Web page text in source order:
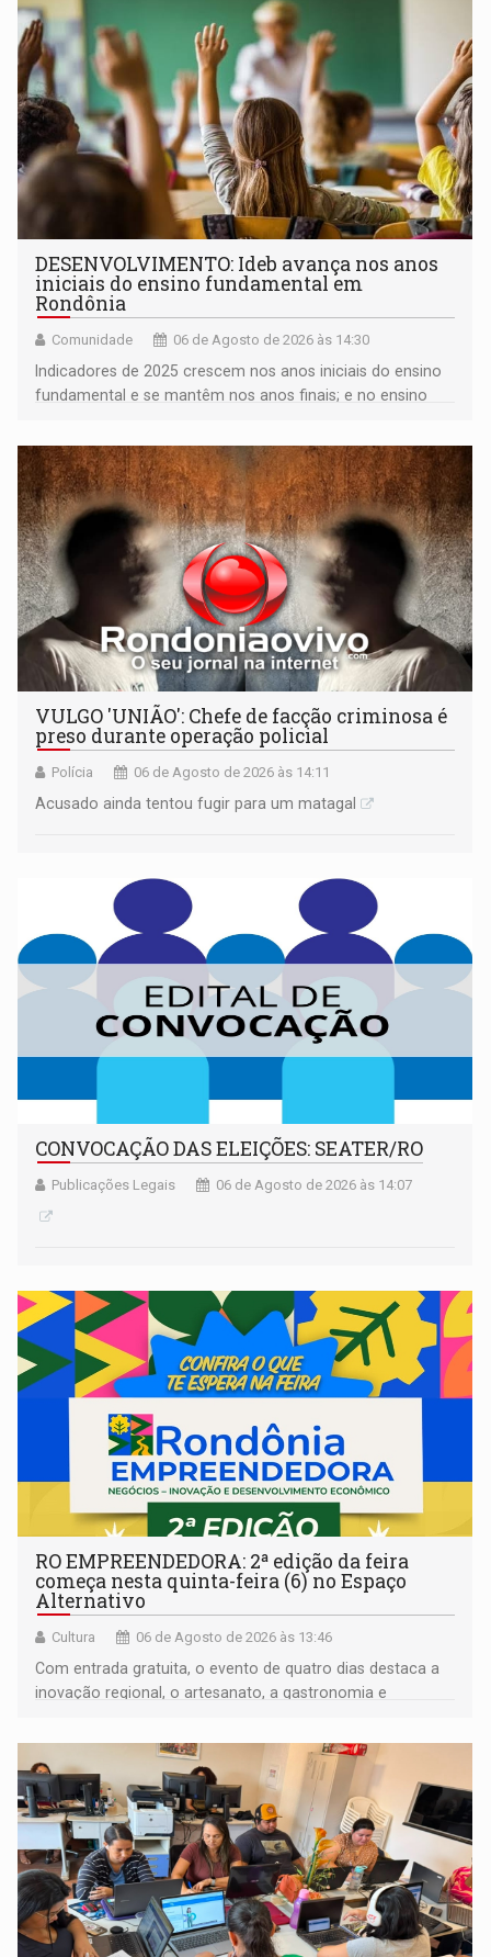
DESENVOLVIMENTO: Ideb avança nos anos
iniciais do ensino fundamental em
Rondônia
Comunidade 06 de Agosto de 2026 às 14:30
Indicadores de 2025 crescem nos anos iniciais do ensino
fundamental e se mantêm nos anos finais; e no ensino
VULGO 'UNIÃO': Chefe de facção criminosa é
preso durante operação policial
Polícia 06 de Agosto de 2026 às 14:11
Acusado ainda tentou fugir para um matagal
CONVOCAÇÃO DAS ELEIÇÕES: SEATER/RO
Publicações Legais 06 de Agosto de 2026 às 14:07
RO EMPREENDEDORA: 2ª edição da feira
começa nesta quinta-feira (6) no Espaço
Alternativo
Cultura 06 de Agosto de 2026 às 13:46
Com entrada gratuita, o evento de quatro dias destaca a
inovação regional, o artesanato, a gastronomia e